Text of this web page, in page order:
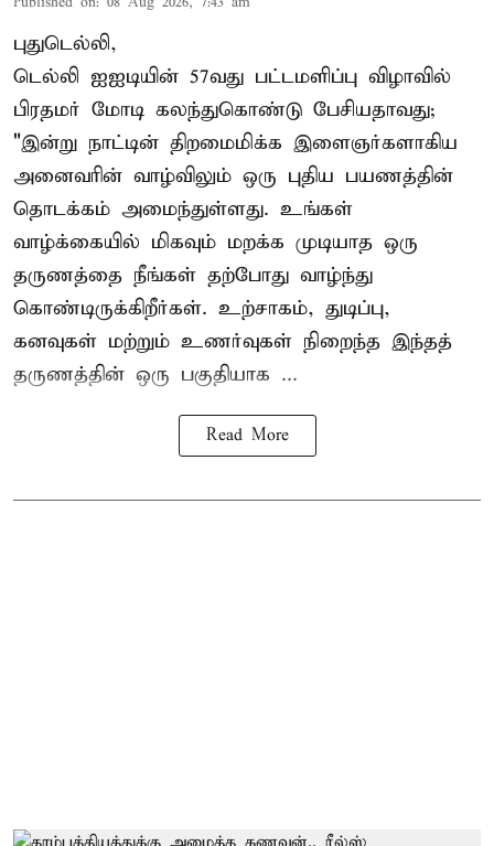
புதுடெல்லி,
டெல்லி ஐஐடியின் 57வது பட்டமளிப்பு விழாவில்
பிரதமர் மோடி கலந்துகொண்டு பேசியதாவது;
"இன்று நாட்டின் திறமைமிக்க இளைஞர்களாகிய
அனைவரின் வாழ்விலும் ஒரு புதிய பயணத்தின்
தொடக்கம் அமைந்துள்ளது. உங்கள்
வாழ்க்கையில் மிகவும் மறக்க முடியாத ஒரு
தருணத்தை நீங்கள் தற்போது வாழ்ந்து
கொண்டிருக்கிறீர்கள். உற்சாகம், துடிப்பு,
கனவுகள் மற்றும் உணர்வுகள் நிறைந்த இந்தத்
தருணத்தின் ஒரு பகுதியாக ...
Read More